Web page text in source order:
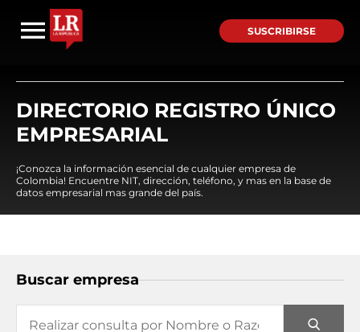
SUSCRIBIRSE
DIRECTORIO REGISTRO ÚNICO
EMPRESARIAL
¡Conozca la información esencial de cualquier empresa de
Colombia! Encuentre NIT, dirección, teléfono, y mas en la base de
datos empresarial mas grande del país.
Buscar empresa